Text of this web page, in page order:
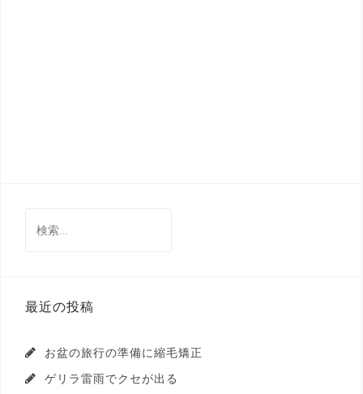
索:
最近の投稿
お盆の旅行の準備に縮毛矯正
ゲリラ雷雨でクセが出る